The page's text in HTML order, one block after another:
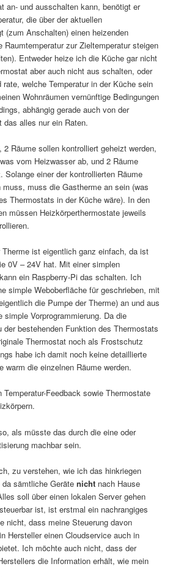
an- und ausschalten kann, benötigt er
die über der aktuellen
(zum Anschalten) einen heizenden
Raumtemperatur zur Zieltemperatur steigen
Entweder heize ich die Küche gar nicht
aber auch nicht aus schalten, oder
welche Temperatur in der Küche sein
Wohnräumen vernünftige Bedingungen
abhängig gerade auch von der
das alles nur ein Raten.
Räume sollen kontrolliert geheizt werden,
vom Heizwasser ab, und 2 Räume
Solange einer der kontrollierten Räume
muss, muss die Gastherme an sein (was
Thermostats in der Küche wäre). In den
müssen Heizkörperthermostate jeweils
ist eigentlich ganz einfach, da ist
0V – 24V hat. Mit einer simplen
ein Raspberry-Pi das schalten. Ich
simple Weboberfläche für geschrieben, mit
die Pumpe der Therme) an und aus
simple Vorprogrammierung. Da die
der bestehenden Funktion des Thermostats
Thermostat noch als Frostschutz
habe ich damit noch keine detaillierte
warm die einzelnen Räume werden.
Feedback sowie Thermostate
als müsste das durch die eine oder
machbar sein.
zu verstehen, wie ich das hinkriegen
da sämtliche Gerätenicht nach Hause
soll über einen lokalen Server gehen
ist, ist erstmal ein nachrangiges
nicht, dass meine Steuerung davon
Hersteller einen Cloudservice auch in
Ich möchte auch nicht, dass der
die Information erhält, wie mein